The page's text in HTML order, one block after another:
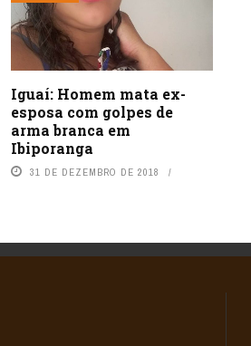
Iguaí: Homem mata ex-
esposa com golpes de
arma branca em
Ibiporanga
31 DE DEZEMBRO DE 2018